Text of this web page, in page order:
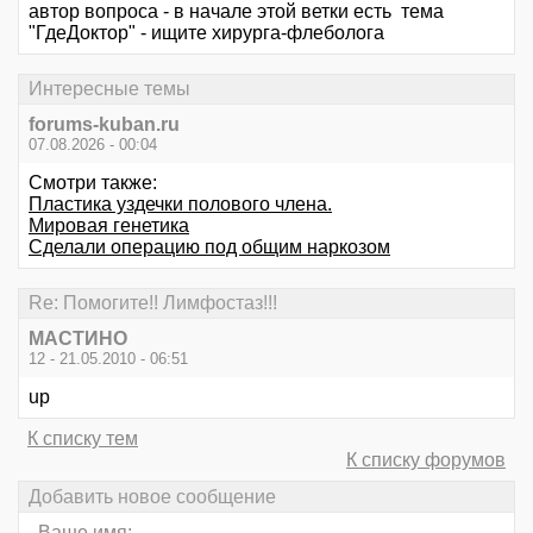
автор вопроса - в начале этой ветки есть тема
"ГдеДоктор" - ищите хирурга-флеболога
Интересные темы
forums-kuban.ru
07.08.2026 - 00:04
Смотри также:
Пластика уздечки полового члена.
Мировая генетика
Сделали операцию под общим наркозом
Re: Помогите!! Лимфостаз!!!
МАСТИНО
12 - 21.05.2010 - 06:51
up
К списку тем
К списку форумов
Добавить новое сообщение